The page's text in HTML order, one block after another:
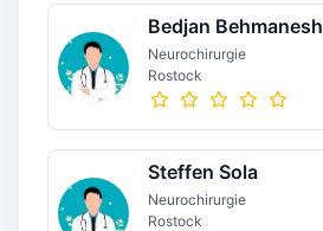
Bedjan Behmanesh
Neurochirurgie
Rostock
Steffen Sola
Neurochirurgie
Rostock